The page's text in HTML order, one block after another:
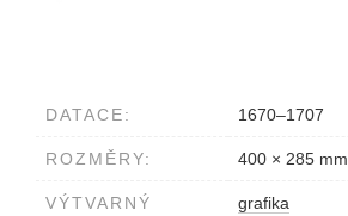
DATACE: 1670–1707
ROZMĚRY: 400 × 285 mm
VÝTVARNÝ
grafika